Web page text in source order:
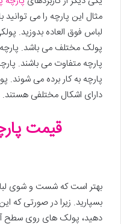
مثال این پارچه را می
لباس فوق العاده بدوزید.
پولک مختلف می باشد. پارچه
پارچه متفاوت می باشند.
پارچه به کار برده می شوند.
دارای اشکال مختلفی هستند.
قیمت
بهتر است که شست و شوی
بسپارید. زیرا در صورتی که
دهید، پولک های روی سطح